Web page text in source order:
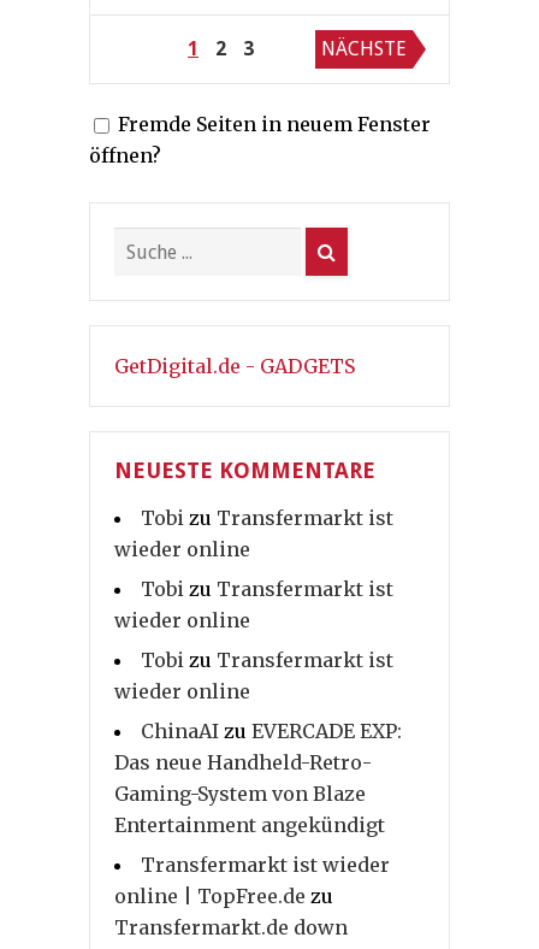
Seitennummerierung
der
Beiträge
1 2 3 NÄCHSTE
Fremde Seiten in neuem Fenster
öffnen?
GetDigital.de - GADGETS
NEUESTE KOMMENTARE
Tobi zu Transfermarkt ist
wieder online
Tobi zu Transfermarkt ist
wieder online
Tobi zu Transfermarkt ist
wieder online
ChinaAI zu EVERCADE EXP:
Das neue Handheld-Retro-
Gaming-System von Blaze
Entertainment angekündigt
Transfermarkt ist wieder
online | TopFree.de zu
Transfermarkt.de down